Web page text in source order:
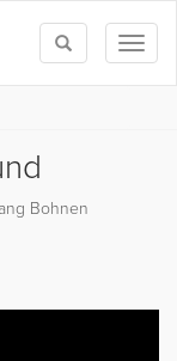
Toggle
search
Bohnen